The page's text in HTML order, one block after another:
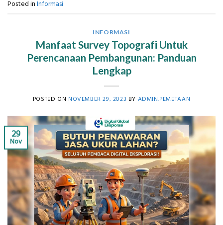
Posted in Informasi
INFORMASI
Manfaat Survey Topografi Untuk
Perencanaan Pembangunan: Panduan
Lengkap
POSTED ON NOVEMBER 29, 2023 BY ADMIN.PEMETAAN
29
Nov